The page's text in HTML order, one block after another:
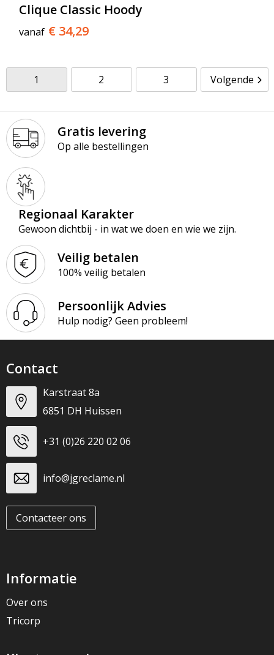
Clique Classic Hoody
vanaf € 34,29
1 2 3 Volgende
Gratis levering
Op alle bestellingen
Regionaal Karakter
Gewoon dichtbij - in wat we doen en wie we zijn.
Veilig betalen
100% veilig betalen
Persoonlijk Advies
Hulp nodig? Geen probleem!
Contact
Karstraat 8a
6851 DH Huissen
+31 (0)26 220 02 06
info@jgreclame.nl
Contacteer ons
Informatie
Over ons
Tricorp